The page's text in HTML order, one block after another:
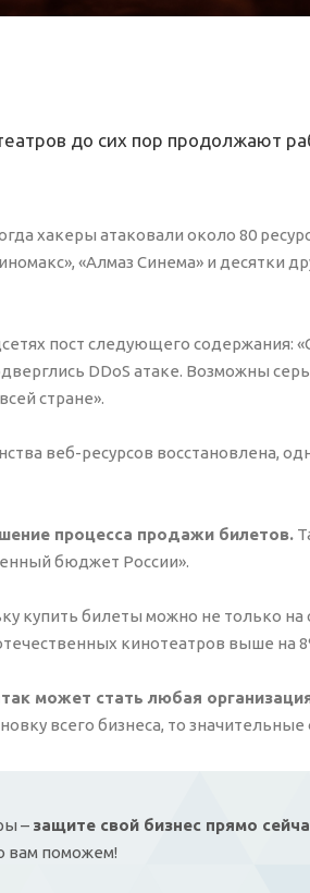
до сих пор продолжают
хакеры атаковали около 80
«Алмаз Синема» и десятки
пост следующего содержания:
DDoS атаке. Возможны
стране».
веб-ресурсов восстановлена,
процесса продажи билетов.
бюджет России».
купить билеты можно не только на
кинотеатров выше на
может стать любая
всего бизнеса, то
– защите свой бизнес прямо
вам поможем!